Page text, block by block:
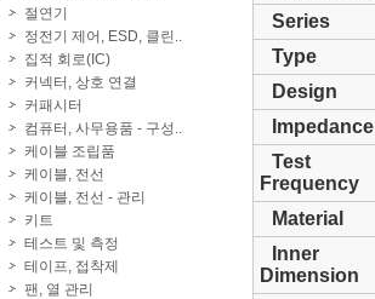
절연기
정전기 제어, ESD, 클린..
집적 회로(IC)
커넥터, 상호 연결
커패시터
컴퓨터, 사무용품 - 구성..
케이블 조립품
케이블, 전선
케이블, 전선 - 관리
키트
테스트 및 측정
테이프, 접착제
팬, 열 관리
Series
Type
Design
Impedance
Test
Frequency
Material
Inner
Dimension